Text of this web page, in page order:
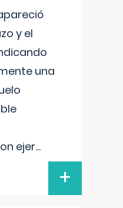
y el
una
ejer...
+